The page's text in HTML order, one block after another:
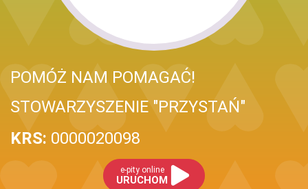
POMÓŻ NAM POMAGAĆ!
STOWARZYSZENIE "PRZYSTAŃ"
KRS: 0000020098
e-pity online
URUCHOM